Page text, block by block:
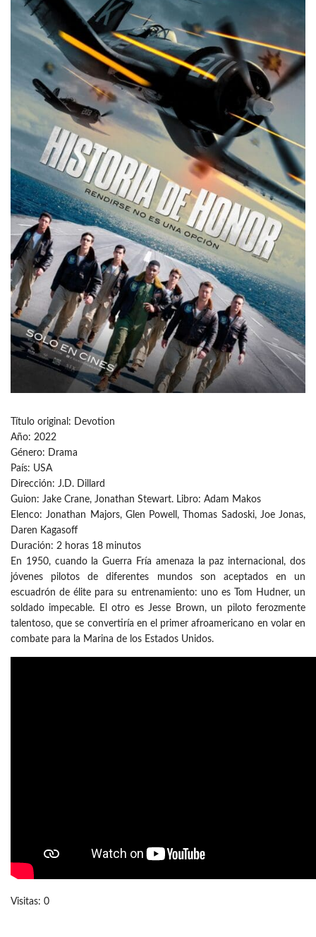
Título original: Devotion
Año: 2022
Género: Drama
País: USA
Dirección: J.D. Dillard
Guion: Jake Crane, Jonathan Stewart. Libro: Adam Makos
Elenco: Jonathan Majors, Glen Powell, Thomas Sadoski, Joe Jonas,
Daren Kagasoff
Duración: 2 horas 18 minutos
En 1950, cuando la Guerra Fría amenaza la paz internacional, dos
jóvenes pilotos de diferentes mundos son aceptados en un
escuadrón de élite para su entrenamiento: uno es Tom Hudner, un
soldado impecable. El otro es Jesse Brown, un piloto ferozmente
talentoso, que se convertiría en el primer afroamericano en volar en
combate para la Marina de los Estados Unidos.
Visitas: 0